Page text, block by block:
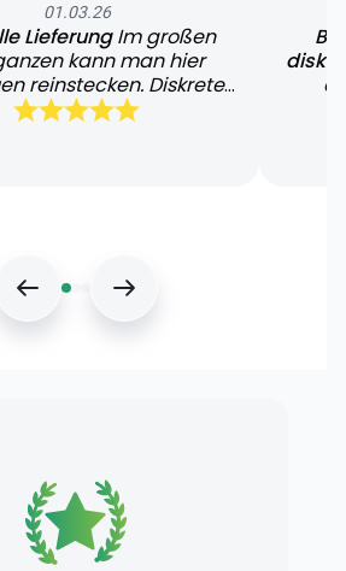
01.03.26
LieferungIm großen
kann man hier
reinstecken. Diskrete
schnelle Lieferung